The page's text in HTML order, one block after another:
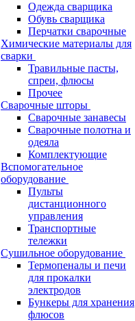
Одежда сварщика
Обувь сварщика
Перчатки сварочные
Химические материалы для
сварки
Травильные пасты,
спреи, флюсы
Прочее
Сварочные шторы
Сварочные занавесы
Сварочные полотна и
одеяла
Комплектующие
Вспомогательное
оборудование
Пульты
дистанционного
управления
Транспортные
тележки
Сушильное оборудование
Термопеналы и печи
для прокалки
электродов
Бункеры для хранения
флюсов